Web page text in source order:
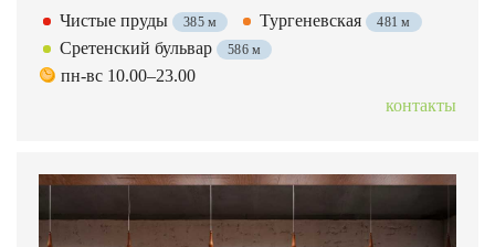
Чистые пруды
385 м Тургеневская 481 м
Сретенский бульвар 586 м
пн-вс 10.00–23.00
контакты